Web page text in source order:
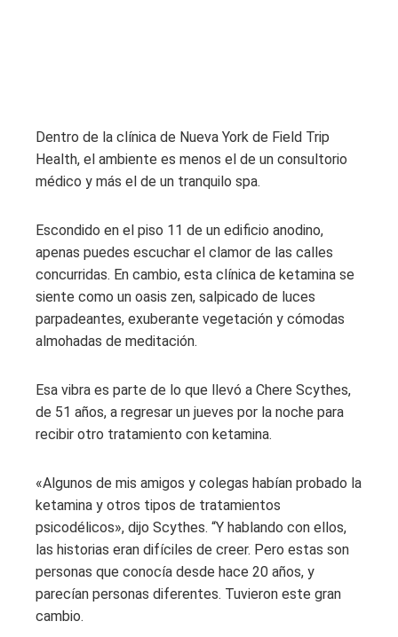
Dentro de la clínica de Nueva York de Field Trip
Health, el ambiente es menos el de un consultorio
médico y más el de un tranquilo spa.
Escondido en el piso 11 de un edificio anodino,
apenas puedes escuchar el clamor de las calles
concurridas. En cambio, esta clínica de ketamina se
siente como un oasis zen, salpicado de luces
parpadeantes, exuberante vegetación y cómodas
almohadas de meditación.
Esa vibra es parte de lo que llevó a Chere Scythes,
de 51 años, a regresar un jueves por la noche para
recibir otro tratamiento con ketamina.
«Algunos de mis amigos y colegas habían probado la
ketamina y otros tipos de tratamientos
psicodélicos», dijo Scythes. “Y hablando con ellos,
las historias eran difíciles de creer. Pero estas son
personas que conocía desde hace 20 años, y
parecían personas diferentes. Tuvieron este gran
cambio.